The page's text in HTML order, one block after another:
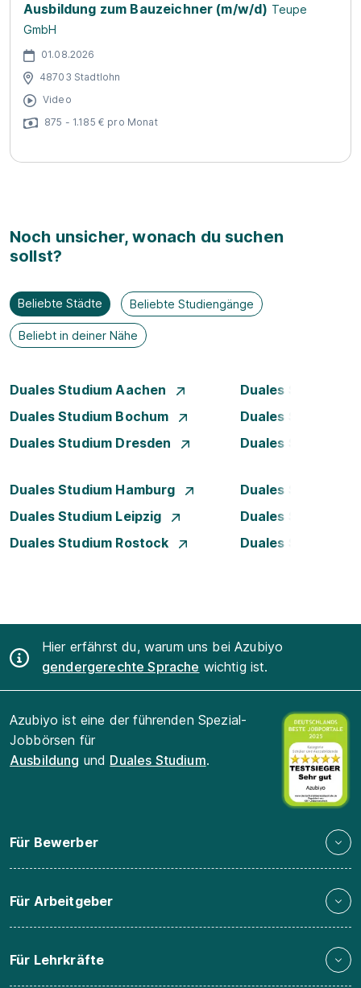
Ausbildung zum Bauzeichner (m/w/d) Teupe
GmbH
01.08.2026
48703 Stadtlohn
Video
875 - 1.185 € pro Monat
Noch unsicher, wonach du suchen
sollst?
Beliebte Städte Beliebte Studiengänge
Beliebt in deiner Nähe
Duales Studium Aachen
Duales Studium
Duales Studium Bochum
Duales Studium
Duales Studium Dresden
Duales Studium
Duales Studium Hamburg
Duales Studium
Duales Studium Leipzig
Duales Studium
Duales Studium Rostock
Duales Studium
Hier erfährst du, warum uns bei Azubiyo
gendergerechte Sprache wichtig ist.
Azubiyo ist eine der führenden Spezial-
Jobbörsen für
Ausbildung und Duales Studium.
Für Bewerber
Für Arbeitgeber
Für Lehrkräfte